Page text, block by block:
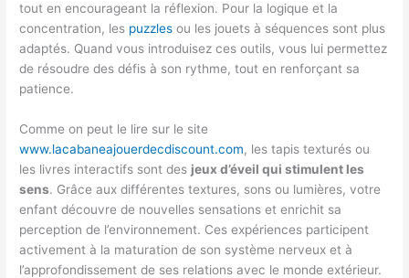
tout en encourageant la réflexion. Pour la logique et la
concentration, les puzzles ou les jouets à séquences sont plus
adaptés. Quand vous introduisez ces outils, vous lui permettez
de résoudre des défis à son rythme, tout en renforçant sa
patience.
Comme on peut le lire sur le site
www.lacabaneajouerdecdiscount.com, les tapis texturés ou
les livres interactifs sont des jeux d’éveil qui stimulent les
sens. Grâce aux différentes textures, sons ou lumières, votre
enfant découvre de nouvelles sensations et enrichit sa
perception de l’environnement. Ces expériences participent
activement à la maturation de son système nerveux et à
l’approfondissement de ses relations avec le monde extérieur.